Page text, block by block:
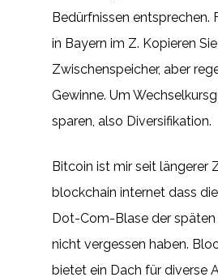
Bedürfnissen entsprechen.
in Bayern im Z. Kopieren
Zwischenspeicher, aber
Gewinne. Um
sparen, also Diversifikation.
Bitcoin ist mir seit längerer
blockchain internet dass
Dot-Com-Blase der späten
nicht vergessen haben.
bietet ein Dach für diverse